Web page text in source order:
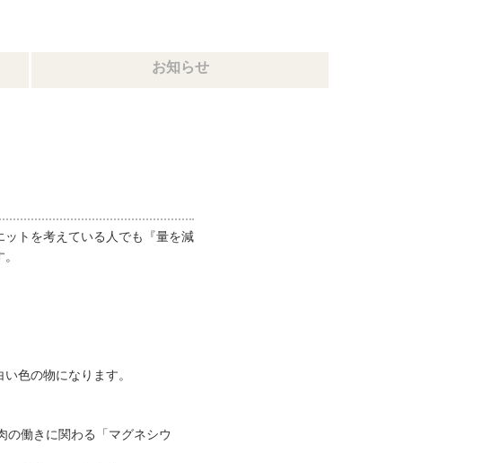
お知らせ
トを考えている人でも『量を減
色の物になります。
働きに関わる「マグネシウ